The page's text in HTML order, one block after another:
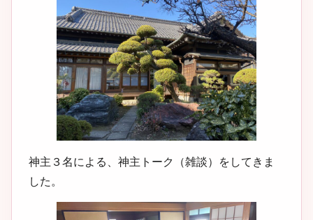
神主３名による、神主トーク（雑談）をしてきま
した。